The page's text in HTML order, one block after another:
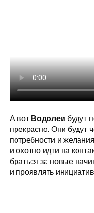
А вот Водолеи будут
прекрасно. Они будут
потребности и
и охотно идти на
браться за новые
и проявлять